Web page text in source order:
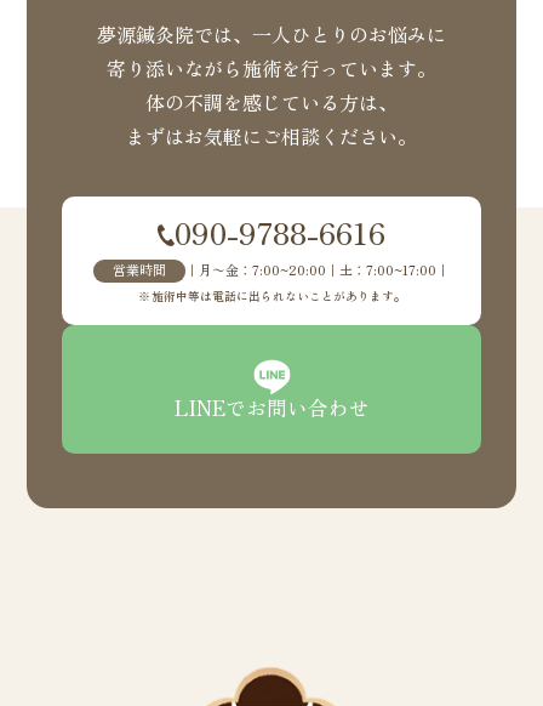
夢源鍼灸院では、一人ひとりのお悩みに
寄り添いながら施術を行っています。
体の不調を感じている方は、
まずはお気軽にご相談ください。
090-9788-6616
営業時間 ｜月〜金：7:00~20:00｜土：7:00~17:00｜
施術中等は電話に出られないことがあります。
LINEでお問い合わせ